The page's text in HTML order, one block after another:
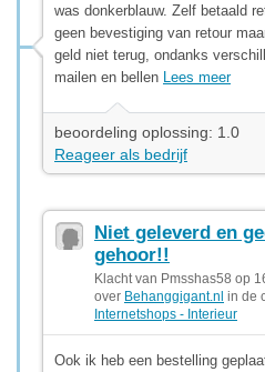
was donkerblauw. Zelf betaald
geen bevestiging van retour
geld niet terug, ondanks
mailen en bellen Lees meer
beoordeling oplossing: 1.0
Reageer als bedrijf
Niet geleverd en
gehoor!!
Klacht van Pmsshas58 op
over Behanggigant.nl in de
Internetshops - Interieur
Ook ik heb een bestelling